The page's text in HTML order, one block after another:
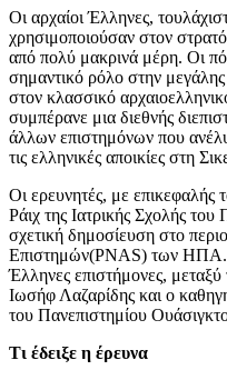
Οι αρχαίοι Έλληνες,
χρησιμοποιούσαν στον
από πολύ μακρινά μέρη. Οι
σημαντικό ρόλο στην
στον κλασσικό
συμπέρανε μια διεθνής
άλλων επιστημόνων που
τις ελληνικές αποικίες στη
Οι ερευνητές, με επικεφαλής
Ράιχ της Ιατρικής Σχολής
σχετική δημοσίευση στο
Επιστημών(PNAS) των ΗΠΑ.
Έλληνες επιστήμονες,
Ιωσήφ Λαζαρίδης και ο
του Πανεπιστημίου
Τι έδειξε η έρευνα